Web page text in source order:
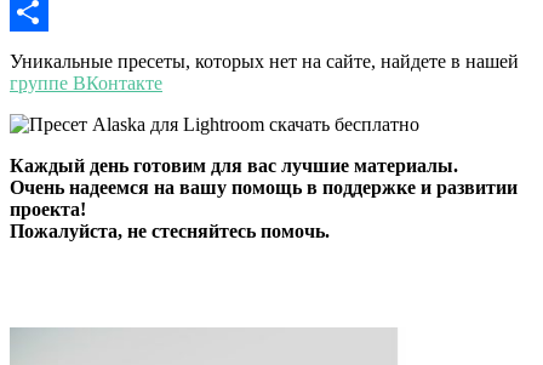
Telegram
Отправить
Уникальные пресеты, которых нет на сайте, найдете в нашей
группе ВКонтакте
Каждый день готовим для вас лучшие материалы.
Очень надеемся на вашу помощь в поддержке и развитии
проекта!
Пожалуйста, не стесняйтесь помочь.